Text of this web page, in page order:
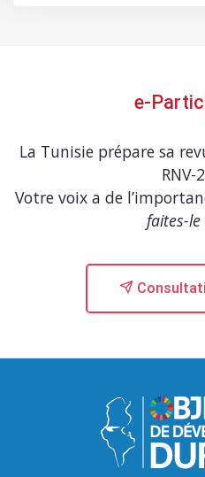
e-
La Tunisie prépare sa
RNV-
Votre voix a de
faites-